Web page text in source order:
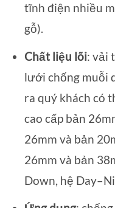
tĩnh điện nhiều
gỗ).
Chất liệu lõi: vải
lưới chống muỗi
ra quý khách có
cao cấp bản
26mm và bản
26mm và bản
Down, hệ